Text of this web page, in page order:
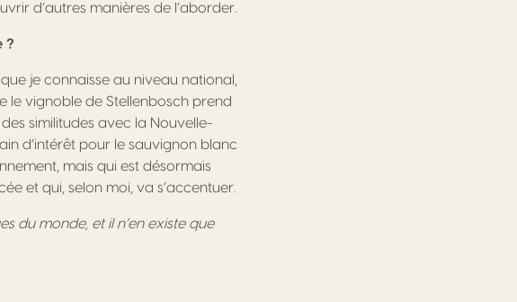
d’autres manières de l’aborder.
?
je connaisse au niveau national,
le vignoble de Stellenbosch prend
similitudes avec la Nouvelle-
d’intérêt pour le sauvignon blanc
mais qui est désormais
et qui, selon moi, va s’accentuer.
du monde, et il n’en existe que